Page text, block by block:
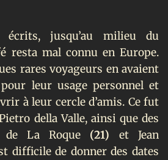
jusqu’au milieu du
resta mal connu en Europe.
rares voyageurs en avaient
leur usage personnel et
à leur cercle d’amis. Ce fut
della Valle, ainsi que des
de La Roque (21) et Jean
difficile de donner des dates